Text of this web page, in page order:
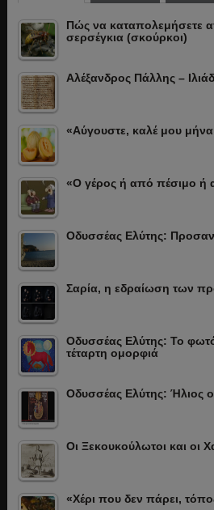
Πώς να καταπολεμήσετε
σερσέγκια (σκούρκοι)
Αλέξανδρος Πάλλης –
«Αύγουστε, καλέ μου
«Ο γέρος ή από πέσιμο ή
Οδυσσέας Ελύτης:
Σαρία, η εδραίωση των
Οδυσσέας Ελύτης: Το
τέταρτη ομορφιά
Οδυσσέας Ελύτης: Ήλιος
Οι Ξεκουκούλωτοι και οι
«Χέρι που δεν πάρει,